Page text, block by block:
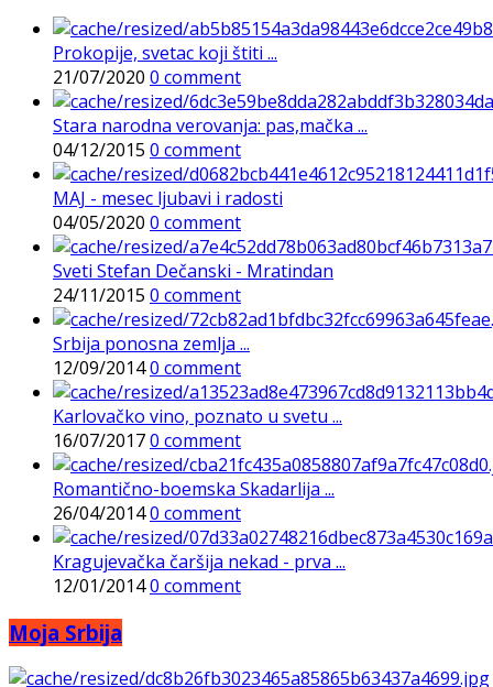
Prokopije, svetac koji štiti ...
21/07/2020 0 comment
Stara narodna verovanja: pas,mačka ...
04/12/2015 0 comment
MAJ - mesec ljubavi i radosti
04/05/2020 0 comment
Sveti Stefan Dečanski - Mratindan
24/11/2015 0 comment
Srbija ponosna zemlja ...
12/09/20140 comment
Karlovačko vino, poznato u svetu ...
16/07/20170 comment
Romantično-boemska Skadarlija ...
26/04/20140 comment
Kragujevačka čaršija nekad - prva ...
12/01/20140 comment
Moja Srbija